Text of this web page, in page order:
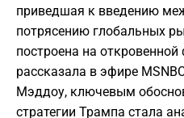
приведшая к введению
потрясению глобальных
построена на
рассказала в эфире
Мэддоу, ключевым
стратегии Трампа стала